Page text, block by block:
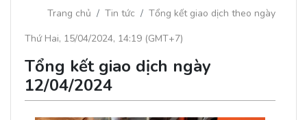
Trang chủ Tin tức
Tổng kết giao dịch theo ngày
Thứ Hai, 15/04/2024, 14:19 (GMT+7)
Tổng kết giao dịch ngày
12/04/2024